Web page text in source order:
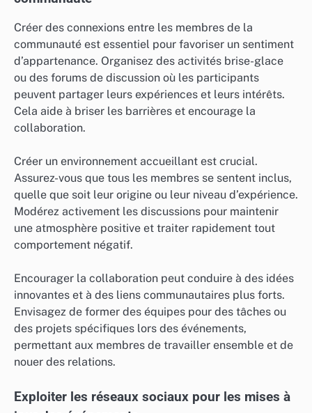
Créer des connexions entre les membres de la
communauté est essentiel pour favoriser un sentiment
d’appartenance. Organisez des activités brise-glace
ou des forums de discussion où les participants
peuvent partager leurs expériences et leurs intérêts.
Cela aide à briser les barrières et encourage la
collaboration.
Créer un environnement accueillant est crucial.
Assurez-vous que tous les membres se sentent inclus,
quelle que soit leur origine ou leur niveau d’expérience.
Modérez activement les discussions pour maintenir
une atmosphère positive et traiter rapidement tout
comportement négatif.
Encourager la collaboration peut conduire à des idées
innovantes et à des liens communautaires plus forts.
Envisagez de former des équipes pour des tâches ou
des projets spécifiques lors des événements,
permettant aux membres de travailler ensemble et de
nouer des relations.
Exploiter les réseaux sociaux pour les mises à